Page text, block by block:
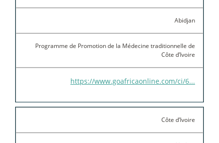
Abidjan
Programme de Promotion de la Médecine traditionnelle de
Côte d’Ivoire
https://www.goafricaonline.com/ci/6...
Côte d’Ivoire